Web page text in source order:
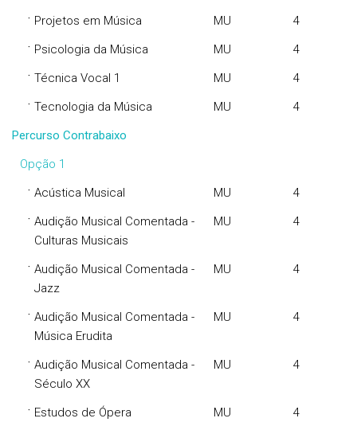
· Projetos em Música MU 4
· Psicologia da Música MU 4
· Técnica Vocal 1 MU 4
· Tecnologia da Música MU
4
Percurso Contrabaixo
Opção 1
· Acústica Musical MU 4
· Audição Musical Comentada -
Culturas Musicais
MU 4
· Audição Musical Comentada -
Jazz
MU 4
· Audição Musical Comentada -
Música Erudita
MU 4
· Audição Musical Comentada -
Século XX
MU 4
· Estudos de Ópera MU 4